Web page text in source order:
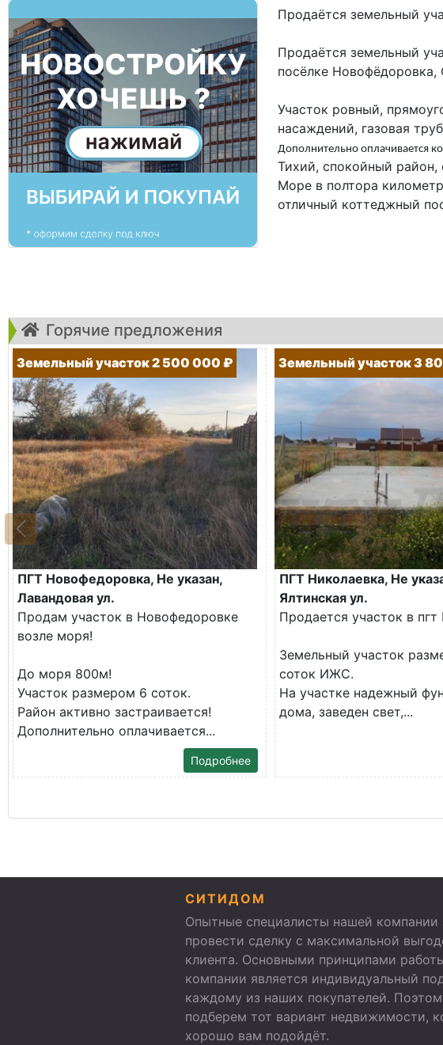
Продаётся земельный
Продаётся земельный
посёлке
Участок ровный,
насаждений, газовая
Дополнительно оплачивается
Тихий, спокойный район,
Море в полтора
отличный коттеджный
Горячие предложения
Земельный участок 2 500 000 ₽
ПГТ Новофедоровка, Не указан,
Лавандовая ул.
Продам участок в Новофедоровке
возле моря!
До моря 800м!
Участок размером 6 соток.
Район активно застраивается!
Дополнительно оплачивается...
Подробнее
Земельный участок 3
ПГТ Николаевка, Не
Ялтинская ул.
Продается участок в пгт
Земельный участок
соток ИЖС.
На участке надежный
дома, заведен свет,...
СИТИДОМ
Опытные специалисты нашей компании
провести сделку с максимальной
клиента. Основными принципами
компании является индивидуальный
каждому из наших покупателей.
подберем тот вариант недвижимости,
хорошо вам подойдёт.